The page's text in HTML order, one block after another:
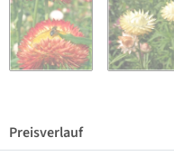
Preisverlauf